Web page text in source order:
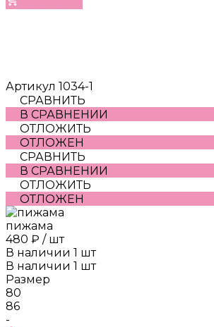
Артикул 1034-1
СРАВНИТЬ
В СРАВНЕНИИ
ОТЛОЖИТЬ
ОТЛОЖЕН
СРАВНИТЬ
В СРАВНЕНИИ
ОТЛОЖИТЬ
ОТЛОЖЕН
пижама
480 ₽ / шт
В наличии 1 шт
В наличии 1 шт
Размер
80
86
-